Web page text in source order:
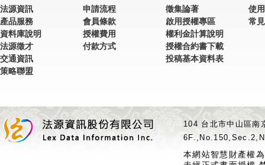
法源資訊
產品服務
資料庫說明
法源徵才
交通資訊
策略聯盟
申請流程
會員條款
授權費用
付款方式
徵集論著
啟用授權專區
權利金計算說明
授權合約書下載
投稿基本資料表
使
常
104 台北市中山區
本網站智慧財產權